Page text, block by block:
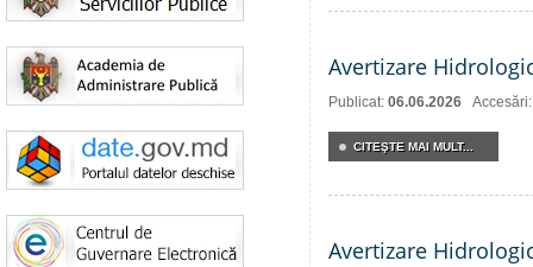
Avertizare
Publicat: 06.06.2026
CITEŞTE MAI MULT...
Avertizare